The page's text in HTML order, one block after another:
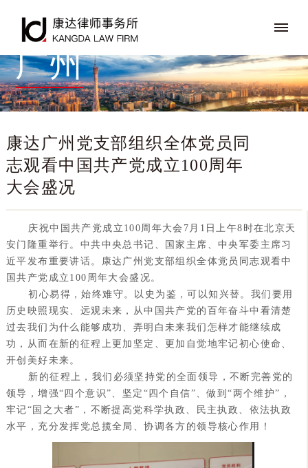
广州
康达广州党支部组织全体党员同
志观看中国共产党成立100周年
大会盛况
庆祝中国共产党成立100周年大会7月1日上午8时在北京天
安门隆重举行。中共中央总书记、国家主席、中央军委主席习
近平发布重要讲话。康达广州党支部组织全体党员同志观看中
国共产党成立100周年大会盛况。
初心易得，始终难守。以史为鉴，可以知兴替。我们要用
历史映照现实、远观未来，从中国共产党的百年奋斗中看清楚
过去我们为什么能够成功、弄明白未来我们怎样才能继续成
功，从而在新的征程上更加坚定、更加自觉地牢记初心使命、
开创美好未来。
新的征程上，我们必须坚持党的全面领导，不断完善党的
领导，增强“四个意识”、坚定“四个自信”、做到“两个维护”，
牢记“国之大者”，不断提高党科学执政、民主执政、依法执政
水平，充分发挥党总揽全局、协调各方的领导核心作用！